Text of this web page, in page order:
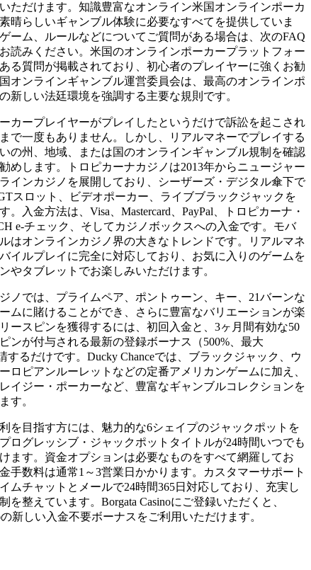
ただけます。知識豊富なオンライン米国オンラインポーカ
晴らしいギャンブル体験に必要なすべてを提供していま
ーム、ルールなどについてご質問がある場合は、次のFAQ
読みください。米国のオンラインポーカープラットフォー
る質問が掲載されており、初心者のプレイヤーに強くお勧
オンラインギャンブル運営委員会は、最高のオンラインポ
新しい法廷環境を強調する主要な規則です。
カープレイヤーがプレイしたというだけで訴訟を起こされ
で一度もありません。しかし、リアルマネーでプレイする
の州、地域、または国のオンラインギャンブル規制を確認
めします。トロピカーナカジノは2013年からニュージャー
インカジノを展開しており、シーザーズ・デジタル傘下で
スロット、ビデオポーカー、ライブブラックジャックを
。入金方法は、Visa、Mastercard、PayPal、トロピカーナ・
e-チェック、そしてカジノボックスへの入金です。モバ
はオンラインカジノ界の大きなトレンドです。リアルマネ
イルプレイに完全に対応しており、お気に入りのゲームを
やタブレットでお楽しみいただけます。
ノでは、プライムペア、ポントゥーン、キー、21バーンな
ムに賭けることができ、さらに豊富なバリエーションが楽
ースピンを獲得するには、初回入金と、3ヶ月間有効な50
ンが付与される最新の登録ボーナス（500%、最大
するだけです。Ducky Chanceでは、ブラックジャック、ウ
ロピアンルーレットなどの定番アメリカンゲームに加え、
イジー・ポーカーなど、豊富なギャンブルコレクションを
す。
を目指す方には、魅力的な6シェイプのジャックポットを
ログレッシブ・ジャックポットタイトルが24時間いつでも
ます。資金オプションは必要なものをすべて網羅してお
手数料は通常1～3営業日かかります。カスタマーサポート
ムチャットとメールで24時間365日対応しており、充実し
を整えています。Borgata Casinoにご登録いただくと、
の新しい入金不要ボーナスをご利用いただけます。